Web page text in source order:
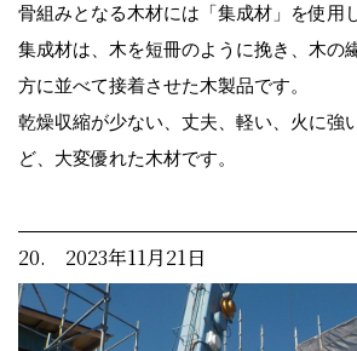
骨組みとなる木材には「集成材」を使用
集成材は、木を短冊のように挽き、木の
方に並べて接着させた木製品です。
乾燥収縮が少ない、丈夫、軽い、火に強
ど、大変優れた木材です。
20. 2023年11月21日